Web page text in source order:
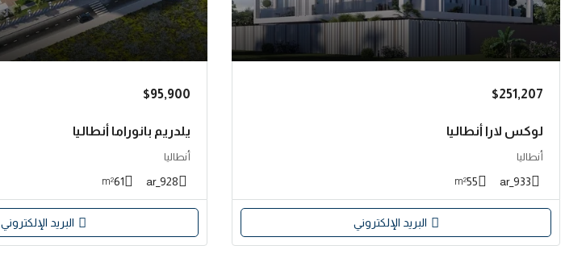
$251,207
لوكس لارا أنطاليا
أنطاليا
933_ar
55
m²
البريد الإلكتروني
$95,900
يلدريم بانوراما أنطاليا
أنطاليا
928_ar
61
m²
البريد الإلكتروني